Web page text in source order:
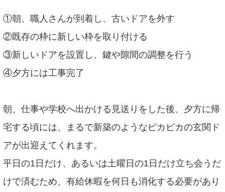
①朝、職人さんが到着し、古いドアを外す
②既存の枠に新しい枠を取り付ける
③新しいドアを設置し、鍵や隙間の調整を行う
④夕方には工事完了
朝、仕事や学校へ出かける見送りをした後、夕方に帰
宅する頃には、まるで新築のようなピカピカの玄関ド
アが出迎えてくれます。
平日の1日だけ、あるいは土曜日の1日だけ立ち会うだ
けで済むため、有給休暇を何日も消化する必要があり